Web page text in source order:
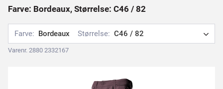
Farve: Bordeaux, Størrelse: C46 / 82
Farve: Bordeaux Størrelse: C46 / 82
Varenr. 2880 2332167